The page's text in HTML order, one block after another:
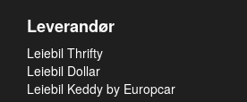
Leverandør
Leiebil Thrifty
Leiebil Dollar
Leiebil Keddy by Europcar